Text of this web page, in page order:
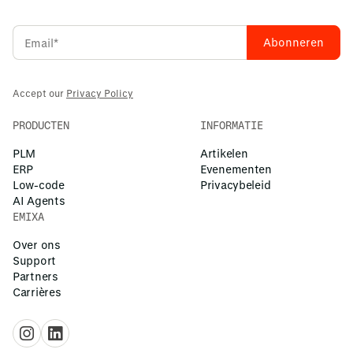
Accept our Privacy Policy
PRODUCTEN
PLM
ERP
Low-code
AI Agents
INFORMATIE
Artikelen
Evenementen
Privacybeleid
EMIXA
Over ons
Support
Partners
Carrières